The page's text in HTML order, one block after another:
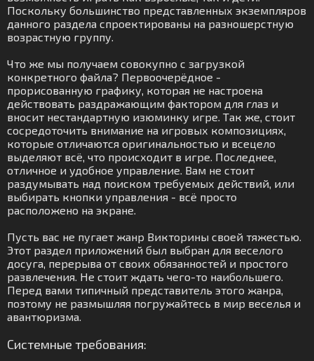
Поскольку большинство представленных экземпляров
данного раздела спроектированы на разношерстную
возрастную группу.
Что же мы получаем совокупно с загрузкой
конкретного файла? Первоочерёдное -
прорисованную графику, которая не настроена
действовать раздражающим фактором для глаз и
вносит нестандартную изюминку игре. Так же, стоит
сосредоточить внимание на игровых композициях,
которые отличаются оригинальностью и всецело
выделяют всё, что происходит в игре. Последнее,
отличное и удобное управление. Вам не стоит
раздумывать над поиском требуемых действий, или
выбирать кнопки управления - всё просто
расположено на экране.
Пусть вас не пугает жанр Викторины своей тяжестью.
Этот раздел приложений был выбран для веселого
досуга, перерыва от своих обязанностей и простого
развлечения. Не стоит ждать чего-то наибольшего.
Перед вами типичный представитель этого жанра,
поэтому не размышляя погружайтесь в мир веселья и
авантюризма.
Системные требования: